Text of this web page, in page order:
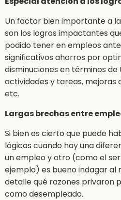
Un factor bien importante a
son los logros impactantes
podido tener en empleos
significativos ahorros por
disminuciones en términos
actividades y tareas, mejoras
etc.
Largas brechas entre
Si bien es cierto que puede
lógicas cuando hay una
un empleo y otro (como el
ejemplo) es bueno indagar
detalle qué razones privaron
como desempleado.